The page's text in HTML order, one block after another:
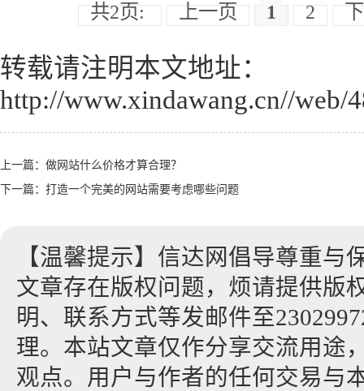
共2页: 上一页 1 2
转载请注明本文地址：
http://www.xindawang.cn//web/
上一篇： 做网站什么价格才算合理？
下一篇： 打造一个完美的网站需要考虑哪些问题
【温馨提示】信达网倡导尊重与
文章存在版权问题，烦请提供版
明、联系方式等发邮件至
理。本站文章仅作分享交流用途
观点。用户与作者的任何交易与